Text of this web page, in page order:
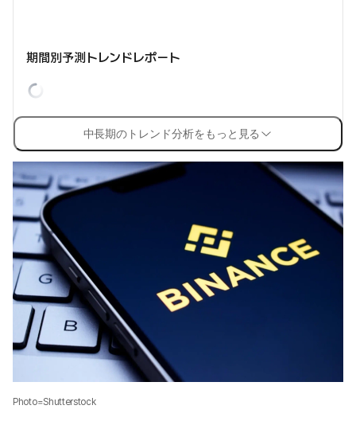
期間別予測トレンドレポート
中長期のトレンド分析をもっと見る
Photo=Shutterstock